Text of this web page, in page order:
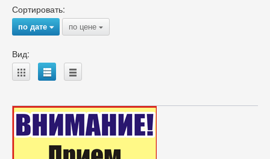
Сортировать:
по дате{ по цене {
Вид:
A B C